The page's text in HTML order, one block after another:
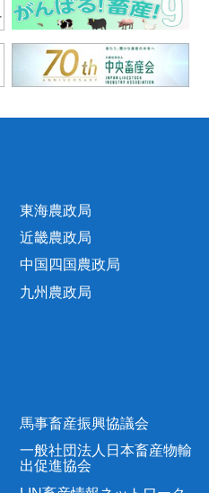
東海農政局
近畿農政局
中国四国農政局
九州農政局
馬事畜産振興協議会
一般社団法人日本畜産物輸
出促進協会